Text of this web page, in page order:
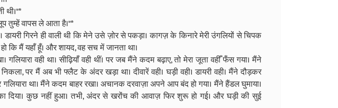
थी।"*
तुम्हें वापस ले आता है।"*
डायरी गिरने ही वाली थी कि मेने उसे ज़ोर से पकड़ा। कागज़ के किनारे मेरी उंगलियों से चिपक
कि मैं यहाँ हूँ। और शायद, वह सच में जानता था।
वही था। सीढ़ियाँ वही थीं। पर जब मैंने कदम बढ़ाए, तो मेरा जूता वहीँ फँस गया। मैंने
पर मैं अब भी फ्लैट के अंदर खड़ा था। दीवारें वही। घड़ी वही। डायरी वही। मैंने दौड़कर
गलियारा था। मैंने कदम बाहर रखा। अचानक दरवाज़ा अपने आप बंद हो गया। मैंने हैंडल घुमाया।
दिया। कुछ नहीं हुआ। तभी, अंदर से खरोंच की आवाज़ फिर शुरू हो गई। और घड़ी की सुई